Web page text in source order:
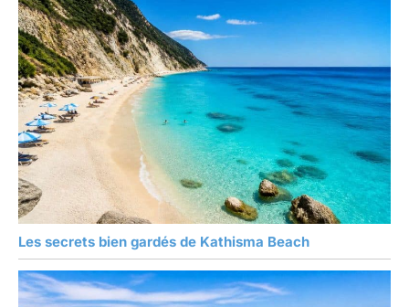
Les secrets bien gardés de Kathisma Beach